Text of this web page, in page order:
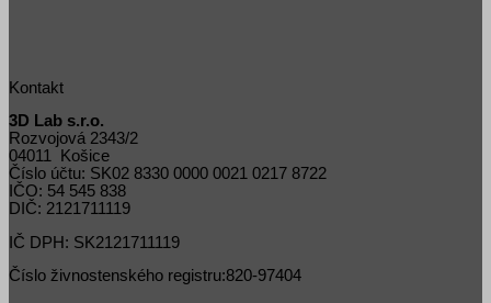
Kontakt
3D Lab s.r.o.
Rozvojová 2343/2
04011 Košice
Číslo účtu: SK02 8330 0000 0021 0217 8722
IČO: 54 545 838
DIČ: 2121711119
IČ DPH: SK2121711119
Číslo živnostenského registru:820-97404